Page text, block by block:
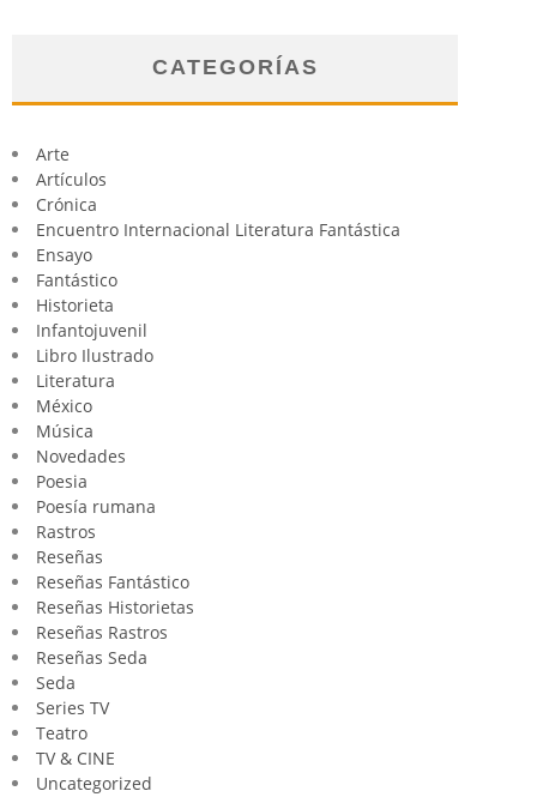
CATEGORÍAS
Arte
Artículos
Crónica
Encuentro Internacional Literatura Fantástica
Ensayo
Fantástico
Historieta
Infantojuvenil
Libro Ilustrado
Literatura
México
Música
Novedades
Poesia
Poesía rumana
Rastros
Reseñas
Reseñas Fantástico
Reseñas Historietas
Reseñas Rastros
Reseñas Seda
Seda
Series TV
Teatro
TV & CINE
Uncategorized